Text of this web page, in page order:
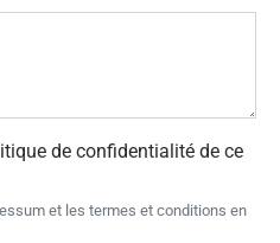
de confidentialité de ce
et les termes et conditions en